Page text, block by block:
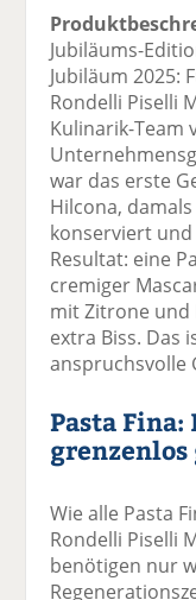
Jubiläums-
Jubiläum 2025:
Rondelli Piselli
Kulinarik-Team
war das erste
Hilcona,
konserviert
Resultat: eine
cremiger
mit Zitrone und
extra Biss. Das
anspruchsvolle
Pasta
Wie alle Pasta
Rondelli Piselli
benötigen nur